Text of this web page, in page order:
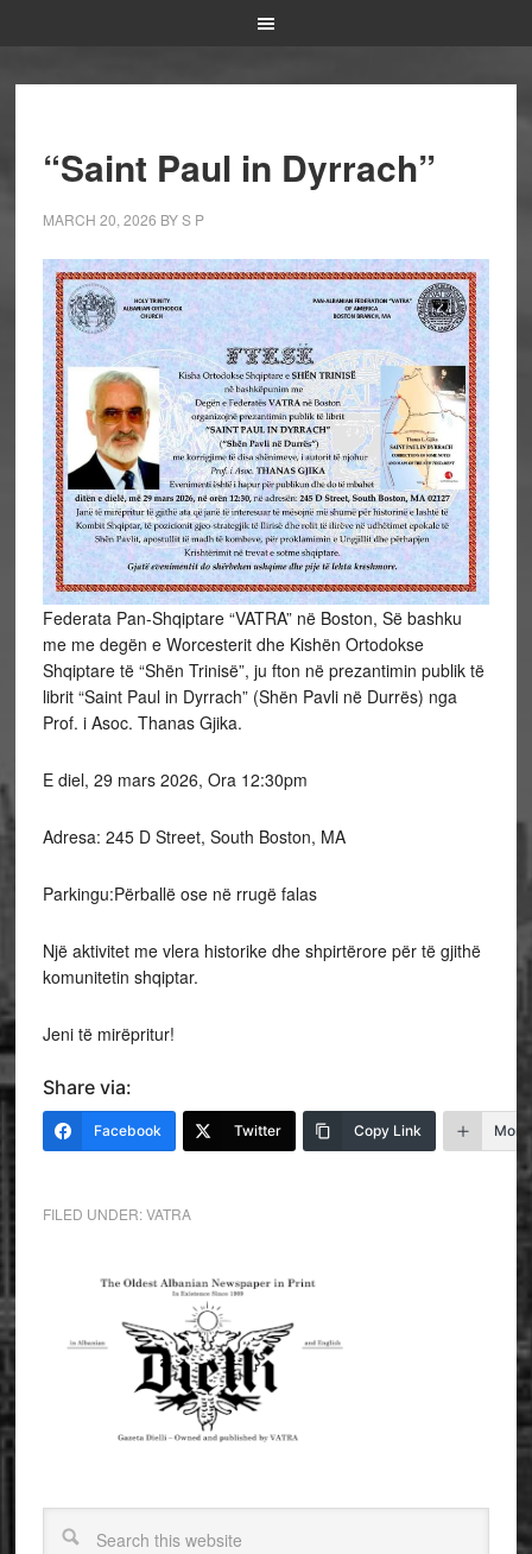
“Saint Paul in Dyrrach”
MARCH 20, 2026 BYS P
Federata Pan-Shqiptare “VATRA” në Boston, Së bashku
me me degën e Worcesterit dhe Kishën Ortodokse
Shqiptare të “Shën Trinisë”, ju fton në prezantimin publik të
librit “Saint Paul in Dyrrach” (Shën Pavli në Durrës) nga
Prof. i Asoc. Thanas Gjika.
E diel, 29 mars 2026, Ora 12:30pm
Adresa: 245 D Street, South Boston, MA
Parkingu:Përballë ose në rrugë falas
Një aktivitet me vlera historike dhe shpirtërore për të gjithë
komunitetin shqiptar.
Jeni të mirëpritur!
Share via:
Facebook Twitter Copy Link More
FILED UNDER:VATRA